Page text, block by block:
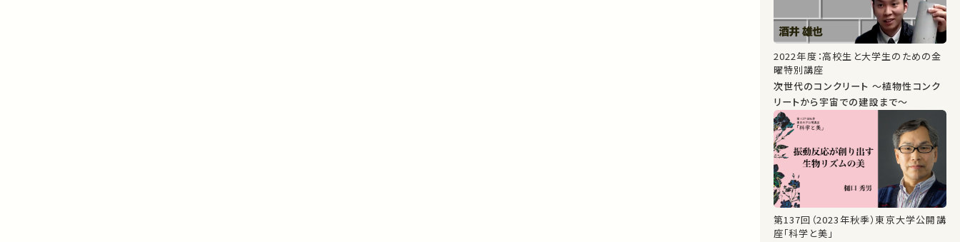
2022年度：高校生と大学生のための金
曜特別講座
次世代のコンクリート ～植物性コンク
リートから宇宙での建設まで～
第137回（2023年秋季）東京大学公開講
座「科学と美」